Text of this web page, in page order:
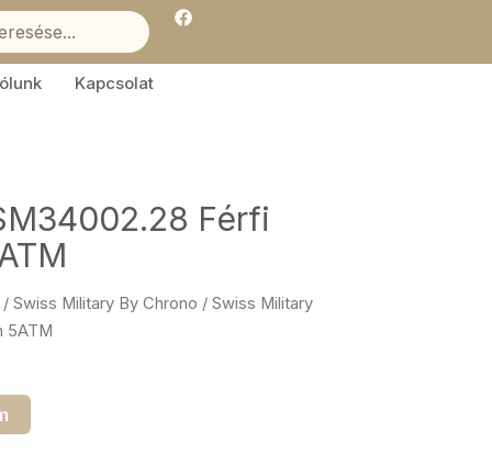
F
a
e
Kapcsolat
Férfi
/ Swiss Military By Chrono / Swiss Military
5ATM